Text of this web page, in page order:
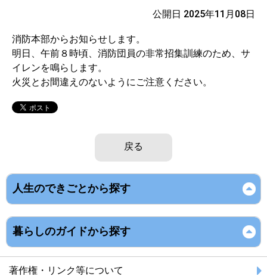
公開日 2025年11月08日
消防本部からお知らせします。
明日、午前８時頃、消防団員の非常招集訓練のため、サ
イレンを鳴らします。
火災とお間違えのないようにご注意ください。
戻る
人生のできごとから探す
暮らしのガイドから探す
著作権・リンク等について